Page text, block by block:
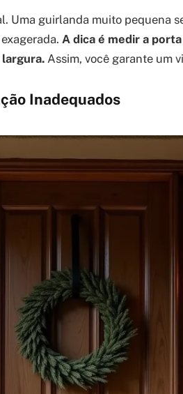
Uma guirlanda muito pequena
A dica é medir a
Assim, você garante um
Inadequados